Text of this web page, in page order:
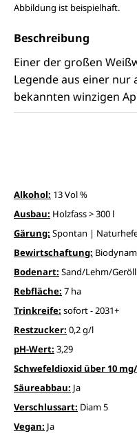
Abbildung ist beispielhaft.
Beschreibung
Einer der großen
Legende aus einer nur
bekannten winzigen
Alkohol: 13 Vol %
Ausbau: Holzfass > 300 l
Gärung: Spontan |
Bewirtschaftung:
Bodenart: Sand/Lehm/Geröll
Rebfläche: 7 ha
Trinkreife: sofort - 2031+
Restzucker: 0,2 g/l
pH-Wert: 3,29
Schwefeldioxid über 10
Säureabbau: Ja
Verschlussart: Diam 5
Vegan: Ja